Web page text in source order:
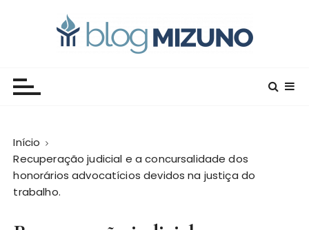
Início
Recuperação judicial e a concursalidade dos
honorários advocatícios devidos na justiça do
trabalho.